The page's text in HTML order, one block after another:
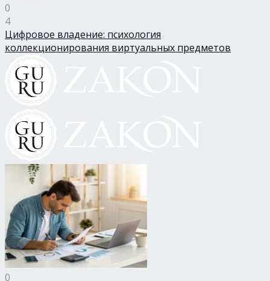
0
4
Цифровое владение: психология
коллекционирования виртуальных предметов
0